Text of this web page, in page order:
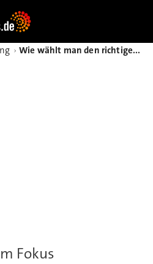
Wie wählt man den richtigen MEMS-Beschleunigungssensor aus?
Fokus